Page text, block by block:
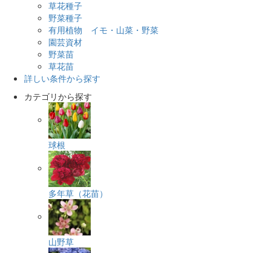
草花種子
野菜種子
有用植物 イモ・山菜・野菜
園芸資材
野菜苗
草花苗
詳しい条件から探す
カテゴリから探す
球根
多年草（花苗）
山野草